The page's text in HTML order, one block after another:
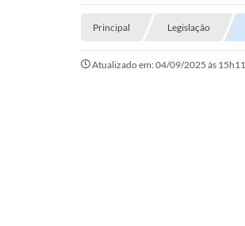
Principal Legislação
Atualizado em: 04/09/2025 às 15h11